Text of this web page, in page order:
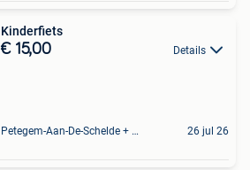
Kinderfiets
€ 15,00 Details
Petegem-Aan-De-Schelde + Deel Van Oudenaarde 26 jul 26